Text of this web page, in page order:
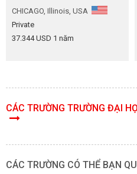
CHICAGO, Illinois, USA
Private
37.344 USD 1 năm
CÁC TRƯỜNG TRƯỜNG ĐẠI
CÁC TRƯỜNG CÓ THỂ BẠN